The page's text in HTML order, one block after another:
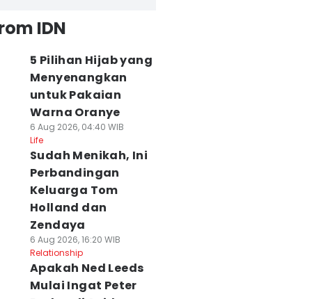
IDN
5 Pilihan Hijab yang
Menyenangkan
untuk Pakaian
Warna Oranye
6 Aug 2026, 04:40 WIB
Life
Sudah Menikah, Ini
Perbandingan
Keluarga Tom
Holland dan
Zendaya
6 Aug 2026, 16:20 WIB
Relationship
Apakah Ned Leeds
Mulai Ingat Peter